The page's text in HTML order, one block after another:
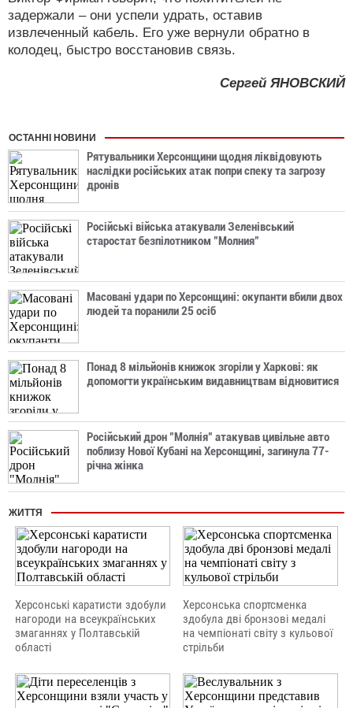
задержали – они успели удрать, оставив
извлеченный кабель. Его уже вернули обратно в
колодец, быстро восстановив связь.
Сергей ЯНОВСКИЙ
ОСТАННІ НОВИНИ
Рятувальники Херсонщини щодня ліквідовують
наслідки російських атак попри спеку та загрозу
дронів
Російські війська атакували Зеленівський
старостат безпілотником "Молния"
Масовані удари по Херсонщині: окупанти вбили двох
людей та поранили 25 осіб
Понад 8 мільйонів книжок згоріли у Харкові: як
допомогти українським видавництвам відновитися
Російський дрон "Молнія" атакував цивільне авто
поблизу Нової Кубані на Херсонщині, загинула 77-
річна жінка
ЖИТТЯ
Херсонські каратисти здобули
нагороди на всеукраїнських
змаганнях у Полтавській
області
Херсонська спортсменка
здобула дві бронзові медалі
на чемпіонаті світу з кульової
стрільби